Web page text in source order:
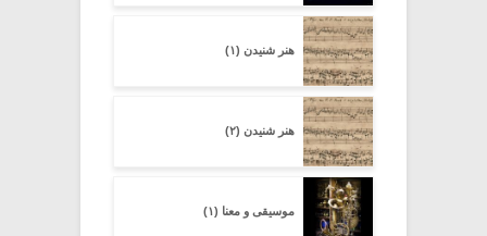
هنر شنیدن (۱)
هنر شنیدن (۲)
موسیقی و معنا (۱)